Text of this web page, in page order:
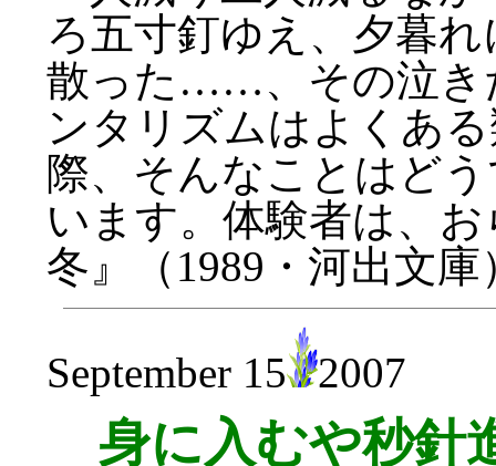
ろ五寸釘ゆえ、夕暮
散った……、その泣き
ンタリズムはよくあ
際、そんなことはど
います。体験者は、
冬』（1989・河出文
September 15 2007
身に入むや秒針